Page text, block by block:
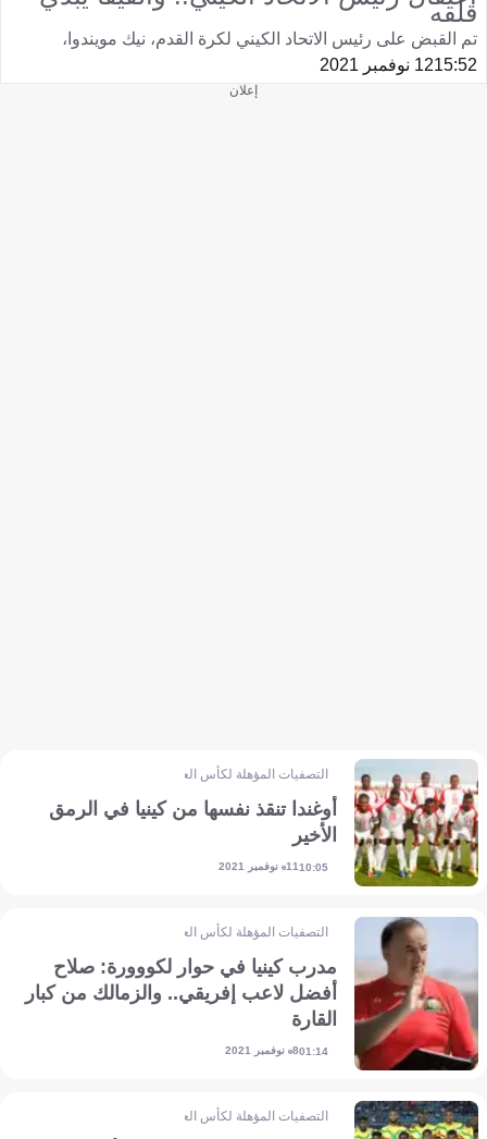
قلقه
تم القبض على رئيس الاتحاد الكيني لكرة القدم، نيك مويندوا،
15:5212 نوفمبر 2021
إعلان
التصفيات المؤهلة لكأس العالم - إفريقيا
أوغندا تنقذ نفسها من كينيا في الرمق
الأخير
10:0511 نوفمبر 2021
التصفيات المؤهلة لكأس العالم - إفريقيا
مدرب كينيا في حوار لكووورة: صلاح
أفضل لاعب إفريقي.. والزمالك من كبار
القارة
01:148 نوفمبر 2021
التصفيات المؤهلة لكأس العالم - إفريقيا